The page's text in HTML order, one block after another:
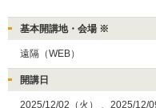
基本開講地・会場 ※
遠隔（WEB）
開講日
2025/12/02（火） 、2025/12/